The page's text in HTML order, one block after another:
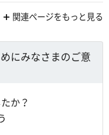
関連ページをもっと見る
にみなさまのご意
か？